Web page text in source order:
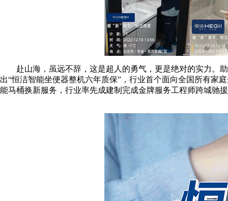
赴山海，虽远不辞，这是超人的勇气，更是绝对的实力。助
出“恒洁智能坐便器整机六年质保”，行业首个面向全国所有家
能马桶换新服务，行业率先成建制完成金牌服务工程师跨城